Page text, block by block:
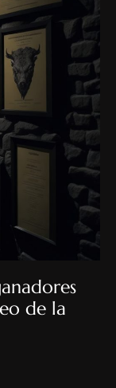
de la